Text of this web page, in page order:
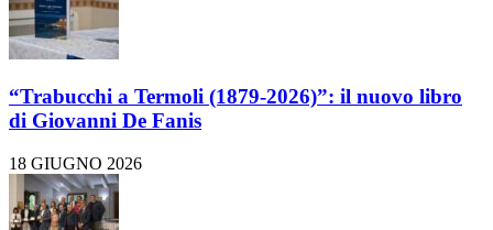
“Trabucchi a Termoli (1879-2026)”: il nuovo libro
di Giovanni De Fanis
18 GIUGNO 2026